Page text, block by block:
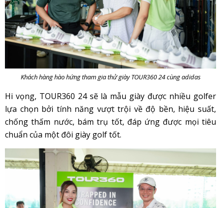
Khách hàng hào hứng tham gia thử giày TOUR360 24 cùng adidas
Hi vọng, TOUR360 24 sẽ là mẫu giày được nhiều golfer
lựa chọn bởi tính năng vượt trội về độ bền, hiệu suất,
chống thấm nước, bám trụ tốt, đáp ứng được mọi tiêu
chuẩn của một đôi giày golf tốt.